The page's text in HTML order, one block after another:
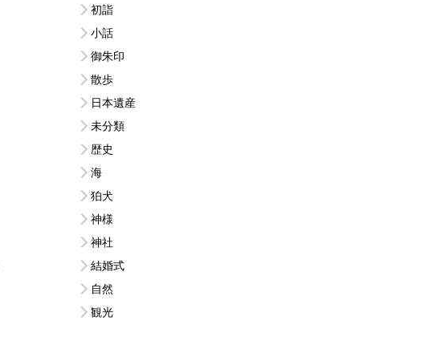
初詣
小話
御朱印
散歩
日本遺産
未分類
歴史
海
狛犬
神様
神社
結婚式
自然
観光